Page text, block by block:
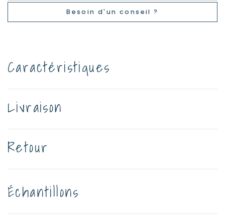
Besoin d'un conseil ?
Caractéristiques
Livraison
Retour
Échantillons